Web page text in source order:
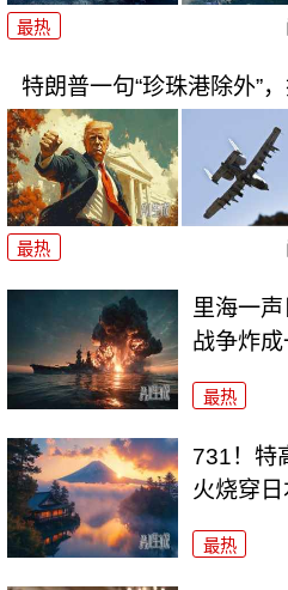
最热
特朗普一句“珍珠港除外”
最热
里海一
战争炸成
最热
731！特
火烧穿
最热